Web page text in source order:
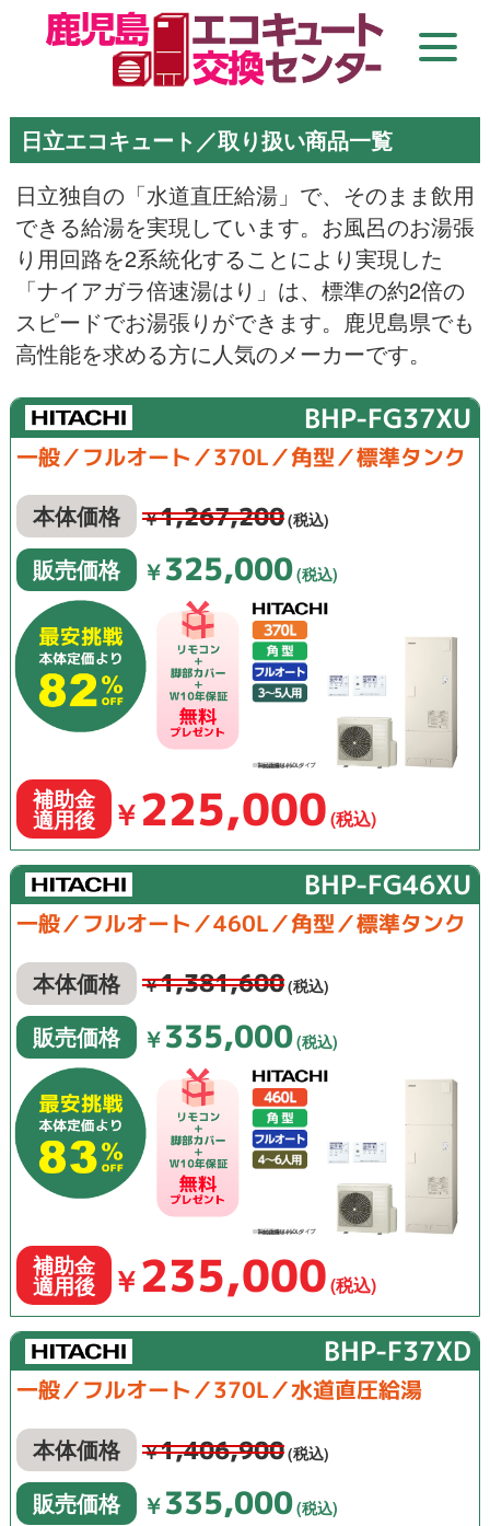
日立エコキュート／取り扱い商品一覧
日立独自の「水道直圧給湯」で、そのまま飲用
できる給湯を実現しています。お風呂のお湯張
り用回路を2系統化することにより実現した
「ナイアガラ倍速湯はり」は、標準の約2倍の
スピードでお湯張りができます。鹿児島県でも
高性能を求める方に人気のメーカーです。
BHP-FG37XU
一般／フルオート／370L／角型／標準タンク
本体価格 ￥1,267,200(税込)
販売価格 ￥325,000(税込)
補助金
適用後 ￥225,000(税込)
BHP-FG46XU
一般／フルオート／460L／角型／標準タンク
本体価格 ￥1,381,600(税込)
販売価格 ￥335,000(税込)
補助金
適用後 ￥235,000(税込)
BHP-F37XD
一般／フルオート／370L／水道直圧給湯
本体価格 ￥1,406,900(税込)
販売価格 ￥335,000(税込)